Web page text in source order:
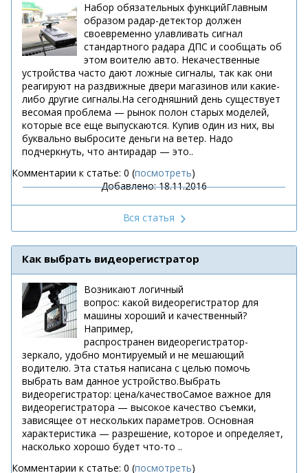
Набор обязательных функцийГлавным
образом радар-детектор должен
своевременно улавливать сигнал
стандартного радара ДПС и сообщать об
этом воителю авто. Некачественные
устройства часто дают ложные сигналы, так как они
реагируют на раздвижные двери магазинов или какие-
либо другие сигналы.На сегодняшний день существует
весомая проблема — рынок полон старых моделей,
которые все еще выпускаются. Купив один из них, вы
буквально выбросите деньги на ветер. Надо
подчеркнуть, что антирадар — это..
Комментарии к статье: 0 (посмотреть)
Добавлено: 18.11.2016
Вся статья
Как выбрать видеорегистратор
Возникают логичный
вопрос: какой видеорегистратор для
машины хороший и качественный?
Например,
распространен видеорегистратор-
зеркало, удобно монтируемый и не мешающий
водителю. Эта статья написана с целью помочь
выбрать вам данное устройство.Выбрать
видеорегистратор: цена/качествоСамое важное для
видеорегистратора — высокое качество съемки,
зависящее от нескольких параметров. Основная
характеристика — разрешение, которое и определяет,
насколько хорошо будет что-то ..
Комментарии к статье: 0 (посмотреть)